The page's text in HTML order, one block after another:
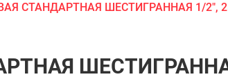
СТАНДАРТНАЯ ШЕСТИГРАННАЯ 1/2",